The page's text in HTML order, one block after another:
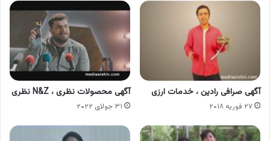
آگهی صرافی رادین ، خدمات ارزی
۲۷ فوریه ۲۰۱۸
آگهی محصولات نظری ، N&Z نظری
۳۱ جولای ۲۰۲۲